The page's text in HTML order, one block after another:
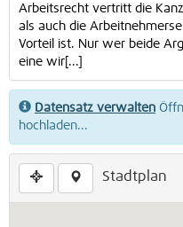
Arbeitsrecht vertritt die
als auch die
Vorteil ist. Nur wer beide
eine wir[...]
Datensatz verwalten
hochladen...
Stadtplan